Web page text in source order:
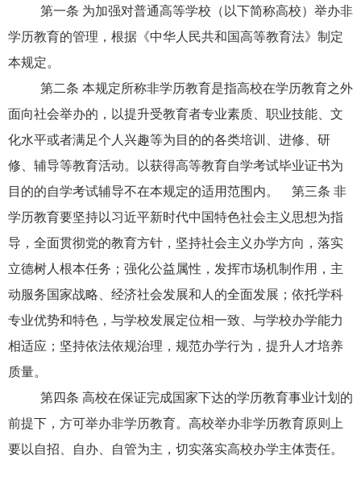
第一条 为加强对普通高等学校（以下简称高校）举办非
学历教育的管理，根据《中华人民共和国高等教育法》制定
本规定。
第二条 本规定所称非学历教育是指高校在学历教育之外
面向社会举办的，以提升受教育者专业素质、职业技能、文
化水平或者满足个人兴趣等为目的的各类培训、进修、研
修、辅导等教育活动。以获得高等教育自学考试毕业证书为
目的的自学考试辅导不在本规定的适用范围内。 第三条 非
学历教育要坚持以习近平新时代中国特色社会主义思想为指
导，全面贯彻党的教育方针，坚持社会主义办学方向，落实
立德树人根本任务；强化公益属性，发挥市场机制作用，主
动服务国家战略、经济社会发展和人的全面发展；依托学科
专业优势和特色，与学校发展定位相一致、与学校办学能力
相适应；坚持依法依规治理，规范办学行为，提升人才培养
质量。
第四条 高校在保证完成国家下达的学历教育事业计划的
前提下，方可举办非学历教育。高校举办非学历教育原则上
要以自招、自办、自管为主，切实落实高校办学主体责任。